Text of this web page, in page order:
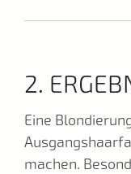
2.
Eine
machen.